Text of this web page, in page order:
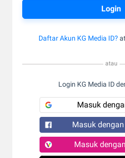
Daftar Akun KG Media ID?
atau
Login KG Media ID
Masuk
Masuk
Masuk